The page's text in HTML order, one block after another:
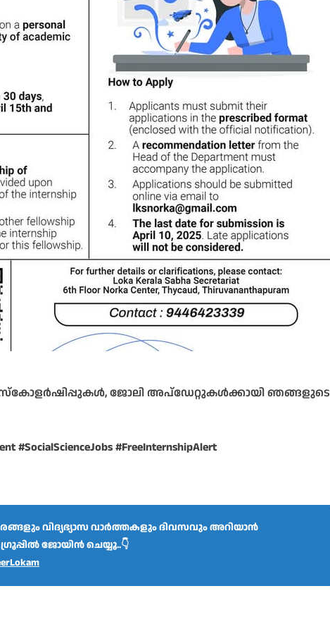
ജോലി അപ്ഡേറ്റുകൾക്കായി ഞങ്ങളുടെ
#SocialScienceJobs #FreeInternshipAlert
വിദ്യഭ്യാസ വാർത്തകളും ദിവസവും അറിയാൻ
ഗ്രൂപ്പിൽ ജോയിൻ ചെയ്യൂ..👇